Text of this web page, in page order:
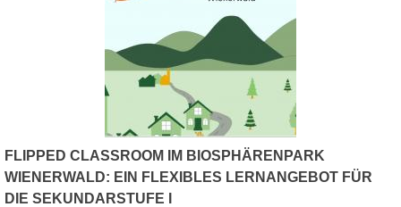
März
die
Mountainbike-
Saison
FLIPPED CLASSROOM IM BIOSPHÄRENPARK
WIENERWALD: EIN FLEXIBLES LERNANGEBOT FÜR
DIE SEKUNDARSTUFE I